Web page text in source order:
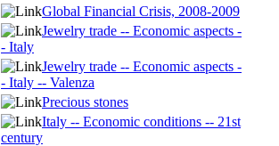
Global Financial Crisis, 2008-2009
Jewelry trade -- Economic aspects -
- Italy
Jewelry trade -- Economic aspects -
- Italy -- Valenza
Precious stones
Italy -- Economic conditions -- 21st
century